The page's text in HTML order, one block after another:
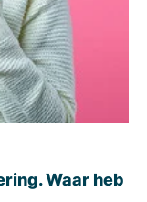
Waar heb